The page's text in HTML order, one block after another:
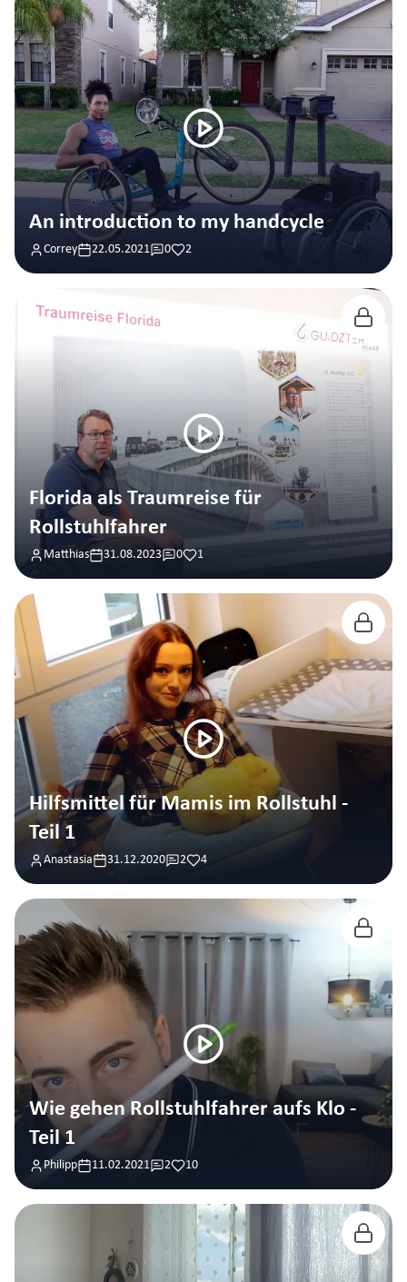
An introduction to my handcycle
Correy 22.05.2021 0 2
Florida als Traumreise für
Rollstuhlfahrer
Matthias 31.08.2023 0 1
Hilfsmittel für Mamis im Rollstuhl -
Teil 1
Anastasia 31.12.2020 2 4
Wie gehen Rollstuhlfahrer aufs Klo -
Teil 1
Philipp 11.02.2021 2 10